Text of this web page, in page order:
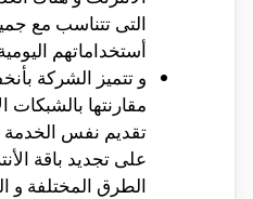
التى تتناسب مع
أستخداماتهم
و تتميز الشركة
مقارنتها
تقديم نفس
على تجديد باقة
الطرق المختلفة و